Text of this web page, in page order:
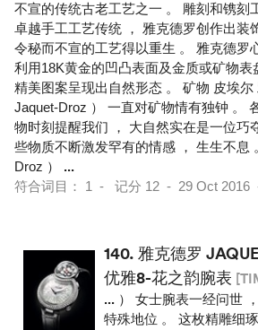
不宣的传统古老工艺之一 。 雕刻和镌刻
卓越手工工艺传统 ， 雅克德罗创作出装
令秘而不宣的工艺得以重生 。 雅克德罗
利用18K黄金的凹凸表面及金质或矿物表
精美图案呈现出自然形态 。 矿物 皮埃尔
Jaquet-Droz ） 一直对矿物情有独钟 。
物时刻提醒我们 ， 大自然实在是一位巧
些物质不断激发罕有的情感 ， 生生不息
Droz ） ...
符合词目： 1 - 记分 12 - 29 Oct 2016
140. 雅克德罗
优雅8-花之韵腕表
... ） 女士腕表一经问世
特殊地位 。 这枚精雕细